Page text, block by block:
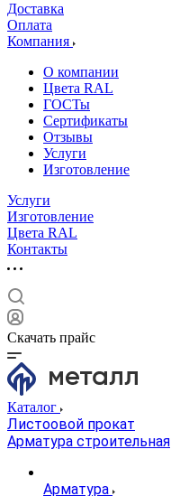
Доставка
Оплата
Компания
О компании
Цвета RAL
ГОСТы
Сертификаты
Отзывы
Услуги
Изготовление
Услуги
Изготовление
Цвета RAL
Контакты
Скачать прайс
Каталог
Листоовой прокат
Арматура строительная
Арматура